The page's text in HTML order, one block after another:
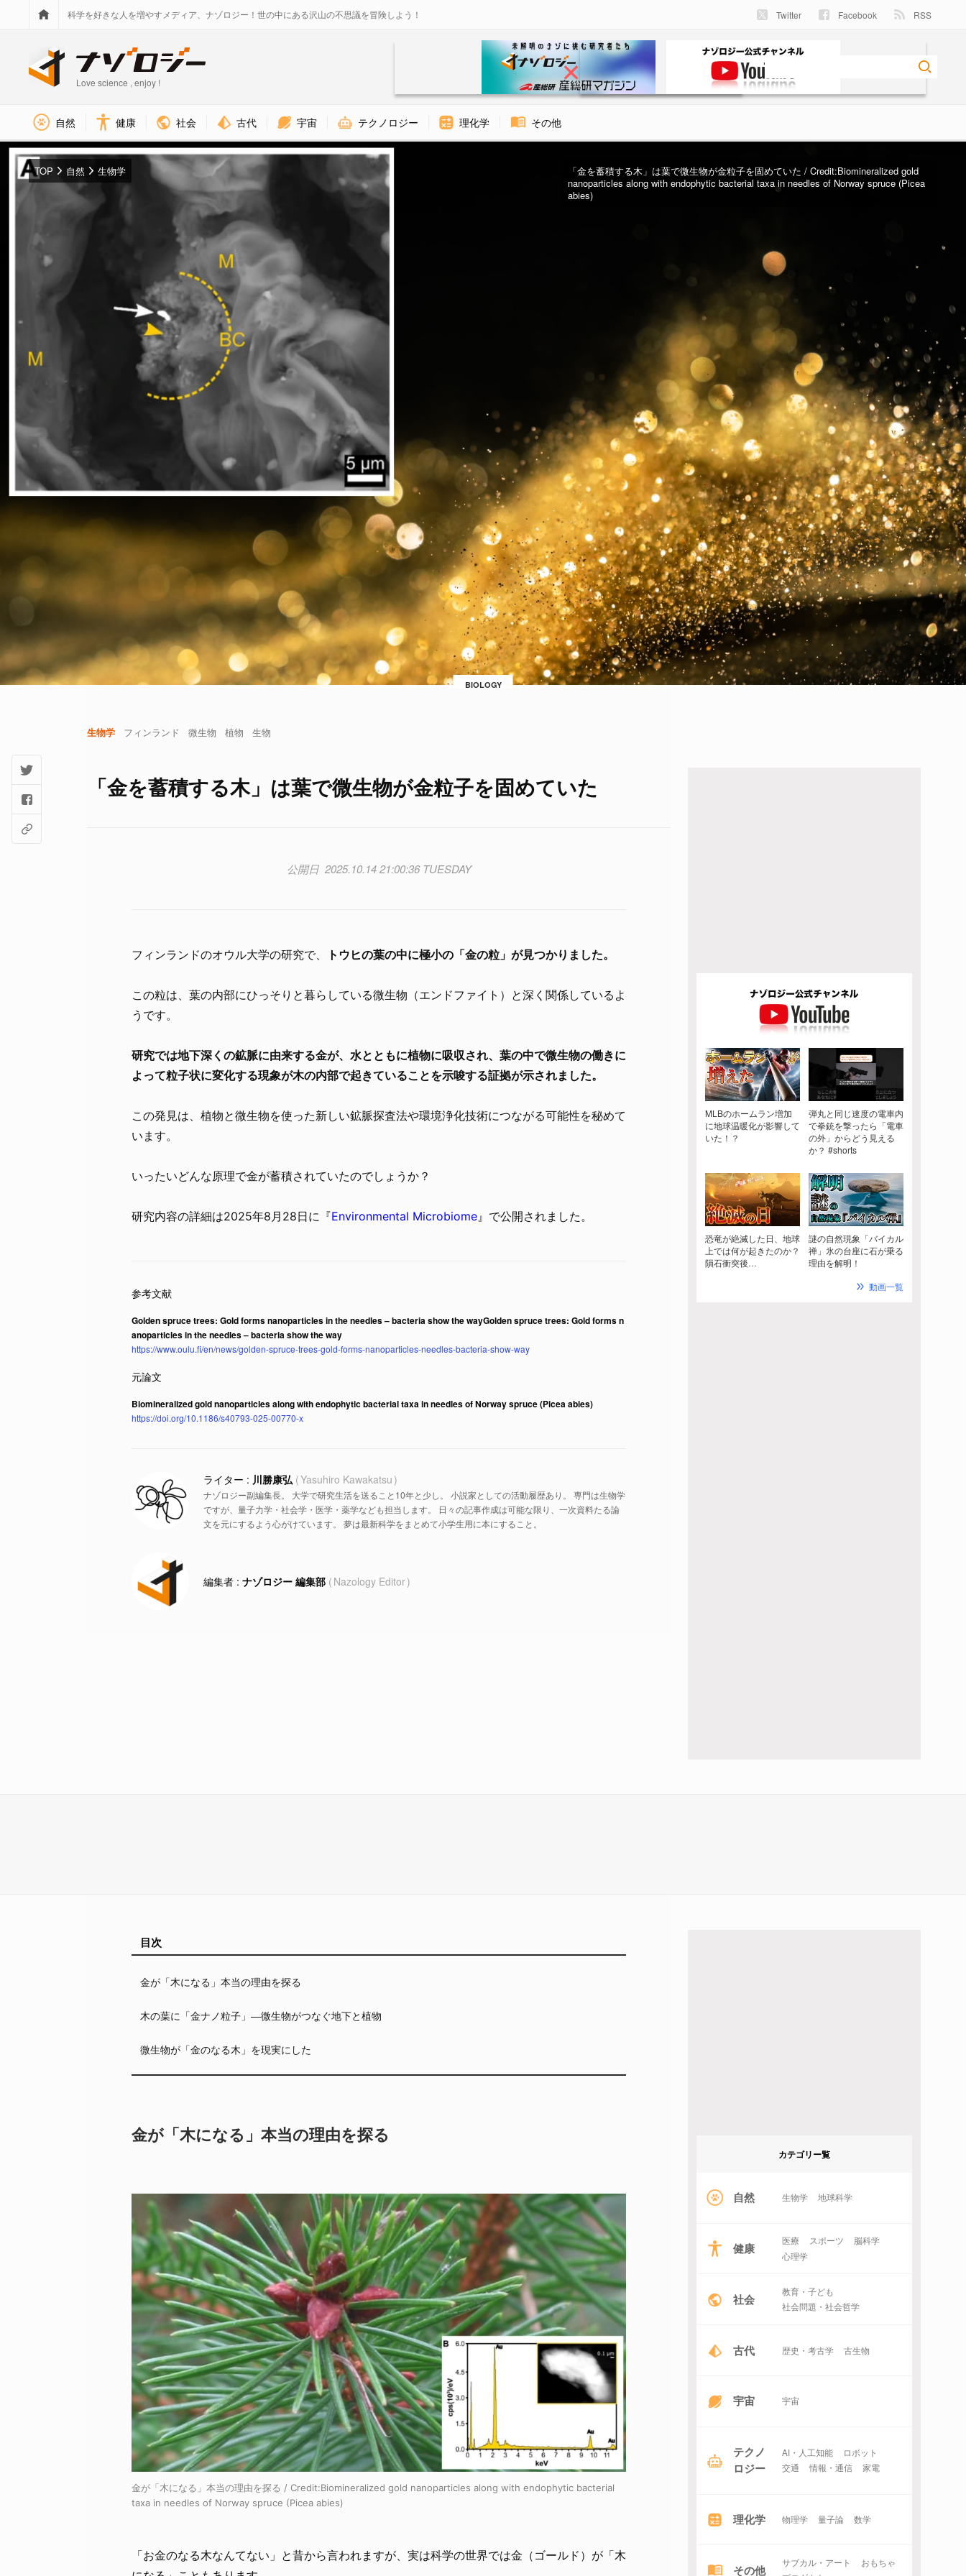
科学を好きな人を増やすメディア、ナゾロジー！世の中にある沢山の不思議を冒険しよう！ Twitter Facebook RSS
Love science , enjoy !
自然 健康 社会 古代 宇宙 テクノロジー 理化学 その他
「金を蓄積する木」は葉で微生物が金粒子を固めていた / Credit:Biomineralized gold
nanoparticles along with endophytic bacterial taxa in needles of Norway spruce (Picea
abies)
BIOLOGY
TOP 自然 生物学
生物学 フィンランド 微生物 植物 生物
「金を蓄積する木」は葉で微生物が金粒子を固めていた
2025.10.14 21:00:36 TUESDAY
フィンランドのオウル大学の研究で、 トウヒの葉の中に極小の「金の粒」が見つかりました。
この粒は、葉の内部にひっそりと暮らしている微生物（エンドファイト）と深く関係しているよ
うです。
研究では地下深くの鉱脈に由来する金が、水とともに植物に吸収され、葉の中で微生物の働きに
よって粒子状に変化する現象が木の内部で起きていることを示唆する証拠が示されました。
この発見は、植物と微生物を使った新しい鉱脈探査法や環境浄化技術につながる可能性を秘めて
います。
いったいどんな原理で金が蓄積されていたのでしょうか？
研究内容の詳細は2025年8月28日に『Environmental Microbiome 』で公開されました。
Golden spruce trees: Gold forms nanoparticles in the needles – bacteria show the wayGolden spruce trees: Gold forms n
anoparticles in the needles – bacteria show the way
https://www.oulu.fi/en/news/golden-spruce-trees-gold-forms-nanoparticles-needles-bacteria-show-way
Biomineralized gold nanoparticles along with endophytic bacterial taxa in needles of Norway spruce (Picea abies)
https://doi.org/10.1186/s40793-025-00770-x
川勝康弘 Yasuhiro Kawakatsu
ナゾロジー副編集長。 大学で研究生活を送ること10年と少し。 小説家としての活動履歴あり。 専門は生物学
ですが、量子力学・社会学・医学・薬学なども担当します。 日々の記事作成は可能な限り、一次資料たる論
文を元にするよう心がけています。 夢は最新科学をまとめて小学生用に本にすること。
ナゾロジー 編集部 Nazology Editor
MLBのホームラン増加
に地球温暖化が影響して
いた！？
弾丸と同じ速度の電車内
で拳銃を撃ったら「電車
の外」からどう見える
か？ #shorts
恐竜が絶滅した日、地球
上では何が起きたのか？
隕石衝突後…
謎の自然現象「バイカル
禅」氷の台座に石が乗る
理由を解明！
動画一覧
目次
金が「木になる」本当の理由を探る
木の葉に「金ナノ粒子」—微生物がつなぐ地下と植物
微生物が「金のなる木」を現実にした
金が「木になる」本当の理由を探る
金が「木になる」本当の理由を探る / Credit:Biomineralized gold nanoparticles along with endophytic bacterial
taxa in needles of Norway spruce (Picea abies)
「お金のなる木なんてない」と昔から言われますが、実は科学の世界では金（ゴールド）が「木
カテゴリー覧
自然 生物学 地球科学
健康 医療 スポーツ
脳科学
心理学
社会
教育・子ども
社会問題・社会哲学
古代 歴史・考古学 古生物
宇宙 宇宙
テクノ
ロジー
AI・人工知能
ロボット
交通
情報・通信 家電
理化学 物理学 量子論 数学
その他 サブカル・アート
おもちゃ